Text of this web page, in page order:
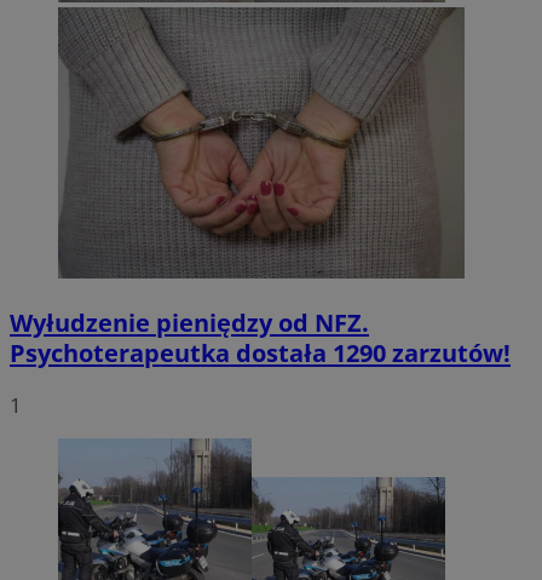
Wyłudzenie pieniędzy od NFZ.
Psychoterapeutka dostała 1290 zarzutów!
1